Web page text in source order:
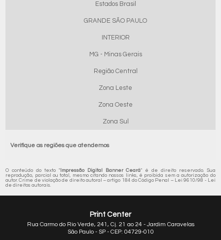
Estados Brasil
GRANDE SÃO PAULO
INTERIOR
MG - Minas Gerais
Região Central
Zona Leste
Zona Oeste
Zona Sul
Verifique as regiões que atendemos
O conteúdo do texto "Impressão Digital Banner Ceará" é de direito reservado. Sua
reprodução, parcial ou total, mesmo citando nossos links, é proibida sem a autorização do
autor. Crime de violação de direito autoral – artigo 184 do Código Penal – Lei 9610/98 - Lei
de direitos autorais.
Print Center
Rua Carmo do Rio Verde, 241, Cj. 21 ao 24 - Jardim Caravelas
São Paulo - SP - CEP: 04729-010